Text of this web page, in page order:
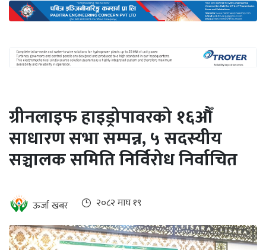
ऊर्जा
दक्षता
खबर
हरित
हाइड्रोजन
सम्पादकीय
बैंक
ग्रीनलाइफ हाइड्रोपावरको १६औँ
साधारण सभा सम्पन्न, ५ सदस्यीय
सञ्चालक समिति निर्विरोध निर्वाचित
ऊर्जा खबर २०८२ माघ १९